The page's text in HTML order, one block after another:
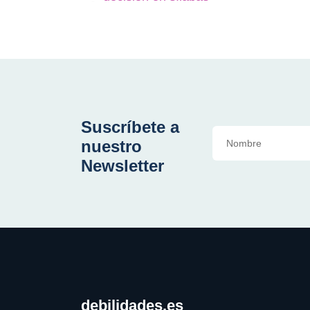
Suscríbete a
nuestro
Newsletter
debilidades.es